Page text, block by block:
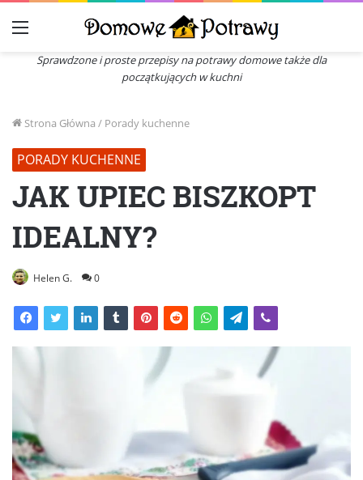
Menu
Sprawdzone i proste przepisy na potrawy domowe także dla
początkujących w kuchni
Strona Główna / Porady kuchenne
PORADY KUCHENNE
JAK UPIEC BISZKOPT
IDEALNY?
Helen G. 0